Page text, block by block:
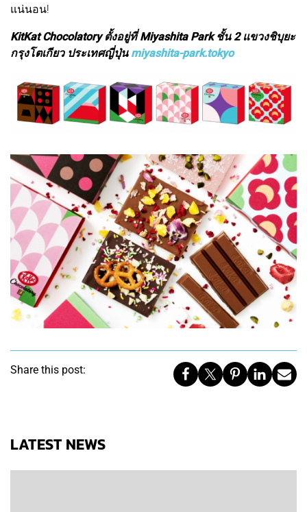
แน่นอน!
KitKat Chocolatory ตั้งอยู่ที่ Miyashita Park ชั้น 2 แขวงชิบุยะ
กรุงโตเกียว ประเทศญี่ปุ่น miyashita-park.tokyo
Share this post:
LATEST NEWS